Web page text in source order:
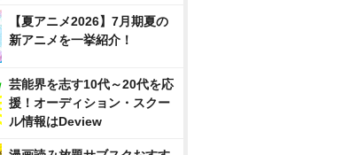
【夏アニメ2026】7月期夏の
新アニメを一挙紹介！
芸能界を志す10代～20代を応
援！オーディション・スクー
ル情報はDeview